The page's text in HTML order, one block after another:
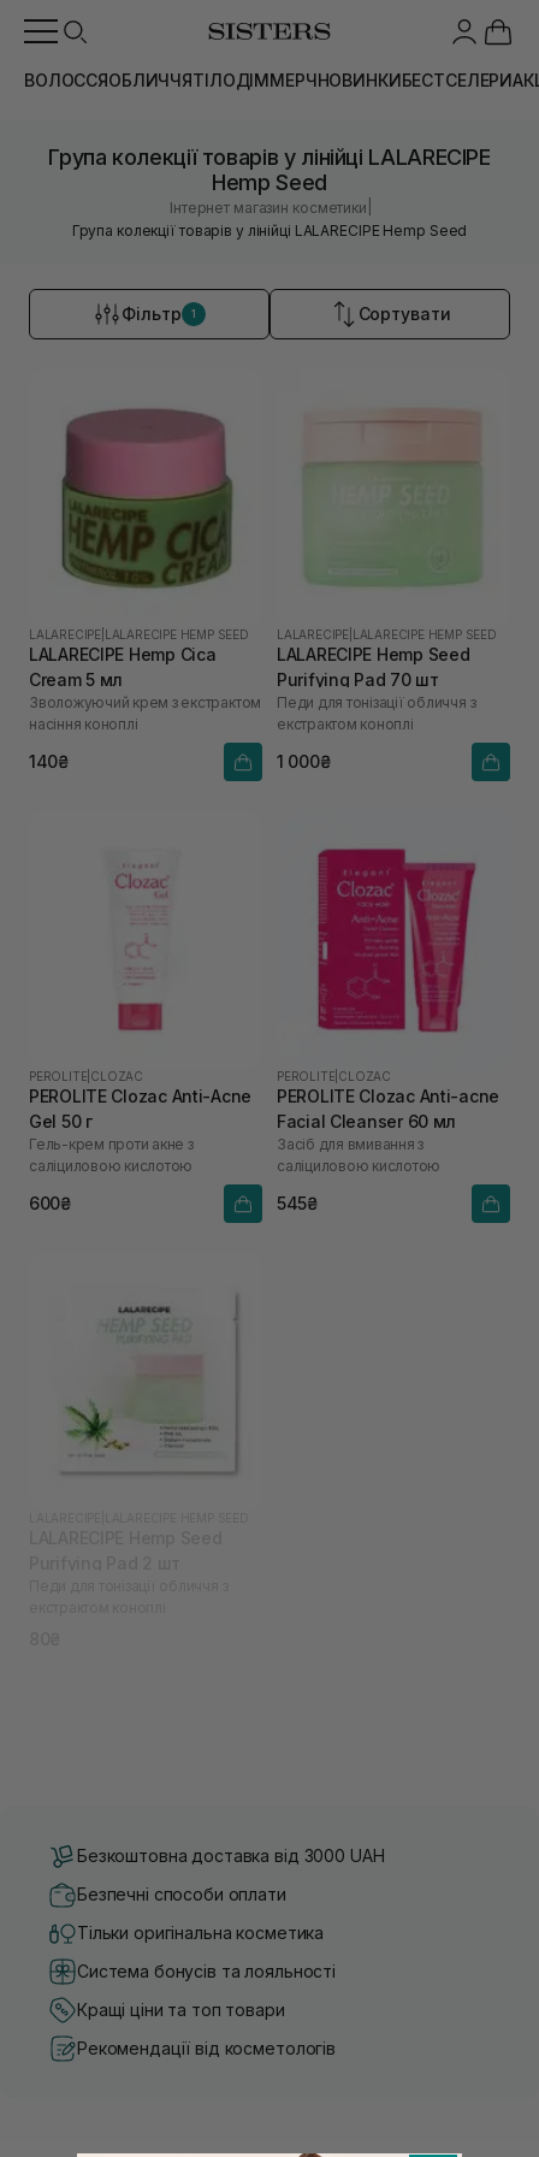
ВОЛОССЯОБЛИЧЧЯТІЛОДІММЕРЧНОВИНКИБЕСТСЕЛЕРИ
Група колекції товарів у лінійці LALARECIPE
Hemp Seed
Інтернет магазин косметики
Група колекції товарів у лінійці LALARECIPE Hemp Seed
Фільтр 1 Сортувати
LALARECIPE LALARECIPE HEMP SEED
LALARECIPE Hemp Cica
Cream 5 мл
Зволожуючий крем з екстрактом
насіння коноплі
140₴
LALARECIPE LALARECIPE HEMP SEED
LALARECIPE Hemp Seed
Purifying Pad 70 шт
Педи для тонізації обличчя з
екстрактом коноплі
1 000₴
PEROLITE CLOZAC
PEROLITE Clozac Anti-Acne
Gel 50 г
Гель-крем проти акне з
саліциловою кислотою
600₴
PEROLITE CLOZAC
PEROLITE Clozac Anti-acne
Facial Cleanser 60 мл
Засіб для вмивання з
саліциловою кислотою
545₴
Безкоштовна доставка від 3000 UAH
Безпечні способи оплати
Тільки оригінальна косметика
Система бонусів та лояльності
Кращі ціни та топ товари
Рекомендації від косметологів